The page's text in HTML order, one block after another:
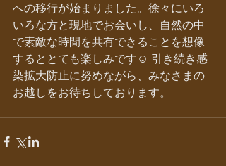
への移行が始まりました。徐々にいろ
いろな方と現地でお会いし、自然の中
で素敵な時間を共有できることを想像
するととても楽しみです☺️ 引き続き感
染拡大防止に努めながら、みなさまの
お越しをお待ちしております。